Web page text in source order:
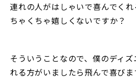
連れの人がはしゃいで喜んでく
ちゃくちゃ嬉しくないですか？
そういうことなので、僕のディズ
れる方がいましたら飛んで喜びま